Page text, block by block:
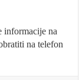
informacije na
na telefon